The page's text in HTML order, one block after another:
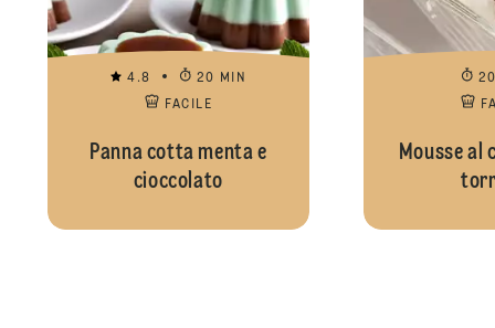
4.8
20 MIN
FACILE
Panna cotta menta e
cioccolato
Mousse al